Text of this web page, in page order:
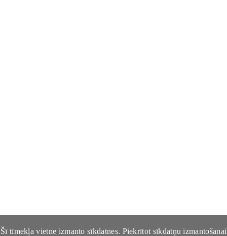
Šī tīmekļa vietne izmanto sīkdatnes. Piekrītot sīkdatņu